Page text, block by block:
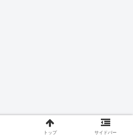
トップ サイドバー